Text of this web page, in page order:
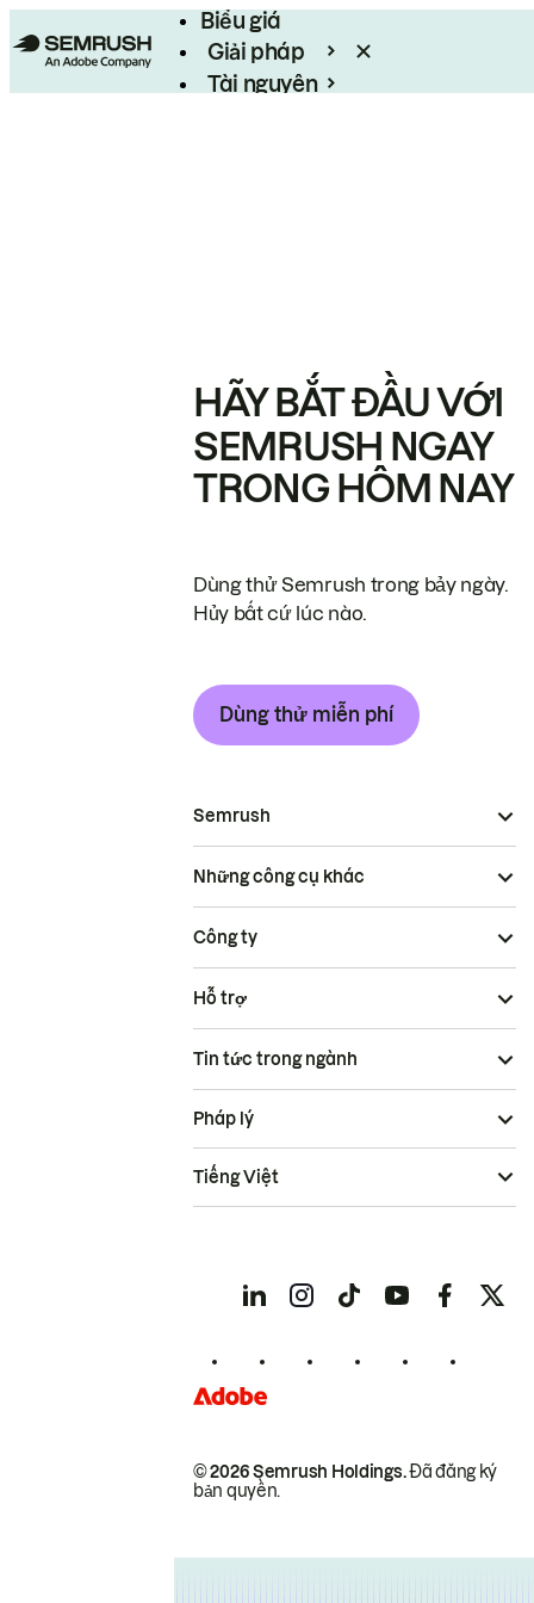
Biểu giá
Giải pháp
Tài nguyên
HÃY BẮT ĐẦU VỚI
SEMRUSH NGAY
TRONG HÔM NAY
Dùng thử Semrush trong bảy ngày.
Hủy bất cứ lúc nào.
Dùng thử miễn phí
Semrush
Những công cụ khác
Công ty
Hỗ trợ
Tin tức trong ngành
© 2026 Semrush Holdings.Đã đăng ký
bản quyền.
Pháp lý
Tiếng Việt